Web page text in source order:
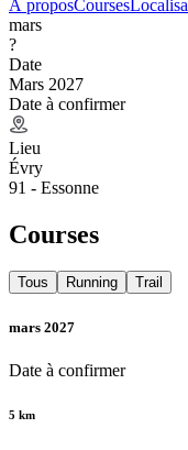
À proposCourses
mars
?
Date
Mars 2027
Date à confirmer
Lieu
Évry
91 - Essonne
Courses
Tous Running Trail
mars 2027
Date à confirmer
5 km